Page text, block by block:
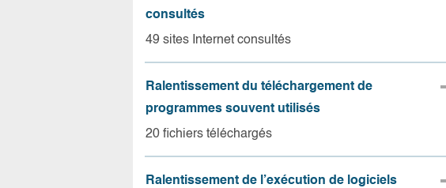
consultés
49 sites Internet consultés
Ralentissement du téléchargement de
programmes souvent utilisés
20 fichiers téléchargés
Ralentissement de l’exécution de logiciels